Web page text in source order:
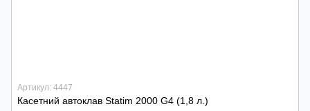
Артикул: 4447
Касетний автоклав Statim 2000 G4 (1,8 л.)